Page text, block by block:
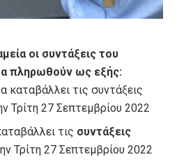
οι συντάξεις του
πληρωθούν ως εξής:
καταβάλλει τις συντάξεις
Τρίτη 27 Σεπτεμβρίου 2022
τις συντάξεις
Τρίτη 27 Σεπτεμβρίου 2022